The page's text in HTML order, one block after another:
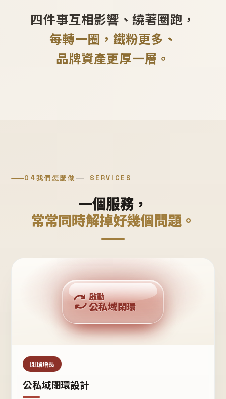
四件事互相影響、繞著圈跑，
每轉一圈，鐵粉更多、
品牌資產更厚一層。
04我們怎麼做 SERVICES
一個服務，
常常同時解掉好幾個問題。
公域流量
私域鐵粉
回購複利
啟動
公私域閉環
閉環增長
公私域閉環設計